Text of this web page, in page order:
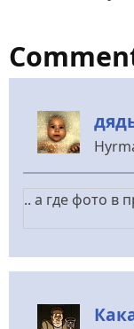
.. а где фото в